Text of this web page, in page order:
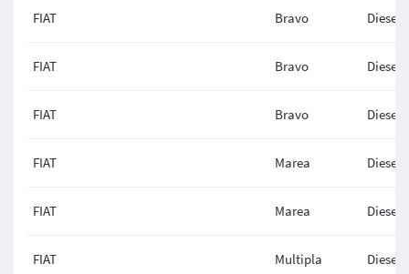
FIAT Bravo Diesel
FIAT Bravo Diesel
FIAT Bravo Diesel
FIAT Marea Diesel
FIAT Marea Diesel
FIAT Multipla Diesel